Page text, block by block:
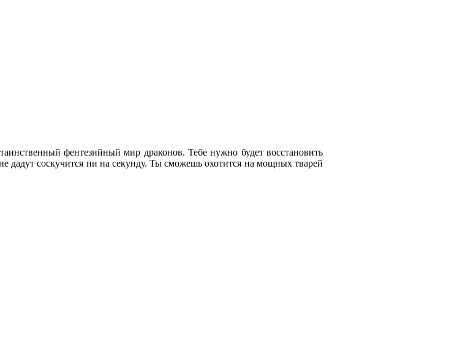
фентезийный мир драконов. Тебе нужно будет восстановить
дадут соскучится ни на секунду. Ты сможешь охотится на мощных тварей